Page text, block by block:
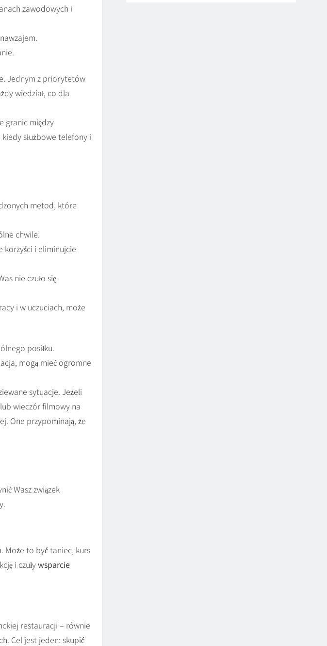
zawodowych i
Jednym z priorytetów
wiedział, co dla
granic między
służbowe telefony i
metod, które
chwile.
korzyści i eliminujcie
nie czuło się
i w uczuciach, może
posiłku.
mogą mieć ogromne
sytuacje. Jeżeli
wieczór filmowy na
One przypominają, że
Wasz związek
Może to być taniec, kurs
i czuływsparcie
restauracji – równie
Cel jest jeden: skupić